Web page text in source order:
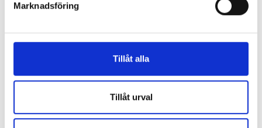
Marknadsföring
Tillåt alla
Tillåt urval